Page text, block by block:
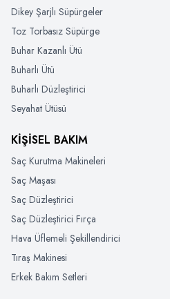
Dikey Şarjlı Süpürgeler
Toz Torbasız Süpürge
Buhar Kazanlı Ütü
Buharlı Ütü
Buharlı Düzleştirici
Seyahat Ütüsü
KİŞİSEL BAKIM
Saç Kurutma Makineleri
Saç Maşası
Saç Düzleştirici
Saç Düzleştirici Fırça
Hava Üflemeli Şekillendirici
Tıraş Makinesi
Erkek Bakım Setleri